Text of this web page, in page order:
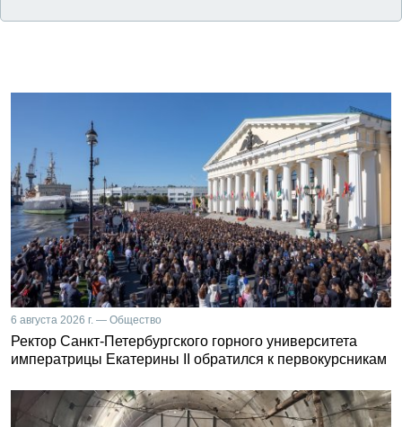
6 августа 2026 г. — Общество
Ректор Санкт-Петербургского горного университета
императрицы Екатерины II обратился к первокурсникам